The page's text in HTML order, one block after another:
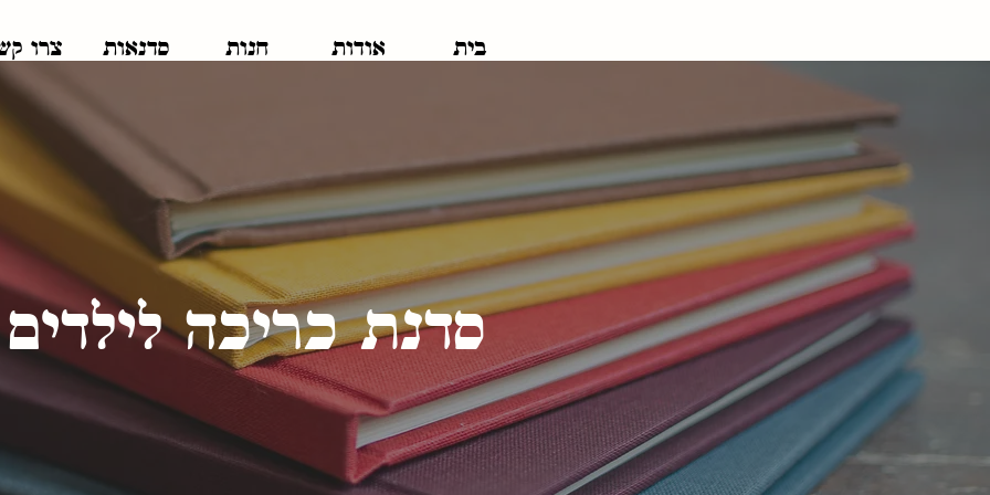
בית אודות חנות סדנאות צרו
סדנת כריכה לילדים